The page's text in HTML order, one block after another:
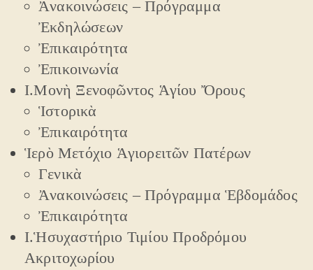
Ἀνακοινώσεις – Πρόγραμμα
Ἐκδηλώσεων
Ἐπικαιρότητα
Ἐπικοινωνία
Ι.Μονὴ Ξενοφῶντος Ἁγίου Ὄρους
Ἱστορικὰ
Ἐπικαιρότητα
Ἱερὸ Μετόχιο Ἁγιορειτῶν Πατέρων
Γενικὰ
Ἀνακοινώσεις – Πρόγραμμα Ἑβδομάδος
Ἐπικαιρότητα
Ι.Ἡσυχαστήριο Τιμίου Προδρόμου
Ακριτοχωρίου